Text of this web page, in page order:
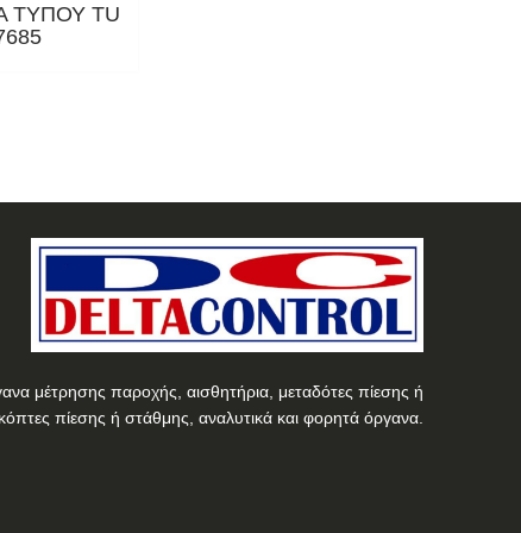
ΤΥΠΟΥ TU
μέτρησης παροχής, αισθητήρια, μεταδότες πίεσης ή
πίεσης ή στάθμης, αναλυτικά και φορητά όργανα.